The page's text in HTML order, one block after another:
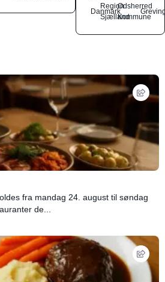
Danmark
Region
Sjælland
Odsherred
Kommune
fra mandag 24. august til søndag
de...